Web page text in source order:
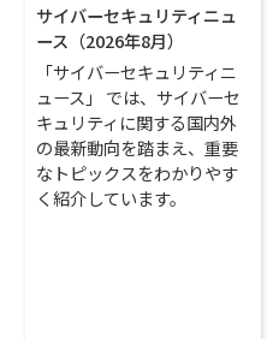
サイバーセキュリティニュ
ース（2026年8月）
「サイバーセキュリティニ
ュース」 では、サイバーセ
キュリティに関する国内外
の最新動向を踏まえ、重要
なトピックスをわかりやす
く紹介しています。